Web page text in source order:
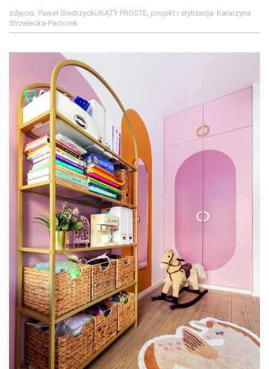
zdjęcia: Paweł Biedrzycki/KĄTY PROSTE, projekt i stylizacja: Katarzyna
Strzelecka-Paciorek